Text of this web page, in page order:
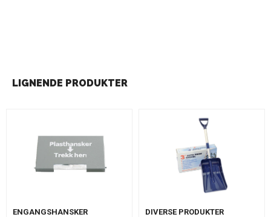
LIGNENDE PRODUKTER
ENGANGSHANSKER DIVERSE PRODUKTER